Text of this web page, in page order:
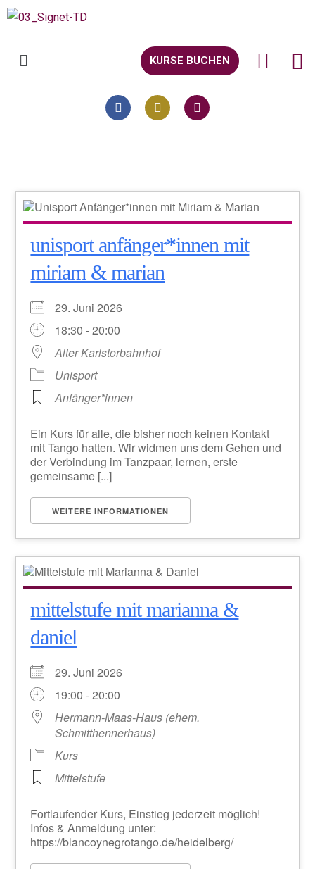
KURSE BUCHEN
unisport anfänger*innen mit
miriam & marian
29. Juni 2026
18:30 - 20:00
Alter Karlstorbahnhof
Unisport
Anfänger*innen
Ein Kurs für alle, die bisher noch keinen Kontakt
mit Tango hatten. Wir widmen uns dem Gehen und
der Verbindung im Tanzpaar, lernen, erste
gemeinsame [...]
WEITERE INFORMATIONEN
mittelstufe mit marianna &
daniel
29. Juni 2026
19:00 - 20:00
Hermann-Maas-Haus (ehem.
Schmitthennerhaus)
Kurs
Mittelstufe
Fortlaufender Kurs, Einstieg jederzeit möglich!
Infos & Anmeldung unter:
https://blancoynegrotango.de/heidelberg/